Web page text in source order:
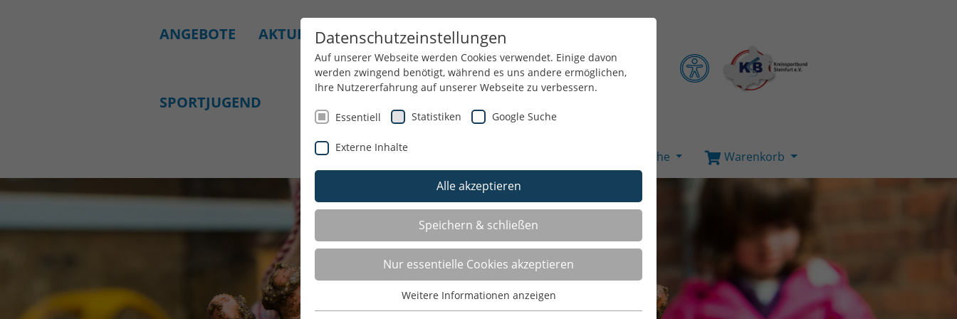
ANGEBOTE AKTUELLES THEMEN SERVICE
SPORTJUGEND
Suche Warenkorb
Datenschutzeinstellungen
Auf unserer Webseite werden Cookies verwendet. Einige davon
werden zwingend benötigt, während es uns andere ermöglichen,
Ihre Nutzererfahrung auf unserer Webseite zu verbessern.
Essentiell Statistiken Google Suche
Externe Inhalte
Alle akzeptieren
Speichern & schließen
Nur essentielle Cookies akzeptieren
Weitere Informationen anzeigen